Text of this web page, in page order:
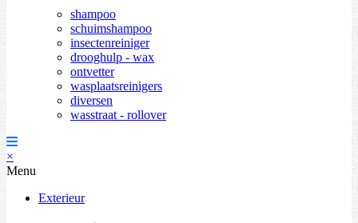
shampoo
schuimshampoo
insectenreiniger
drooghulp - wax
ontvetter
wasplaatsreinigers
diversen
wasstraat - rollover
×
Menu
Exterieur